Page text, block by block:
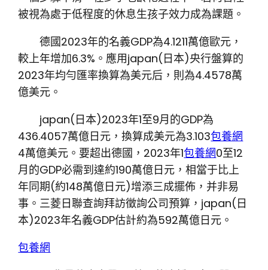
被視為處于低程度的休息生孩子效力成為課題。
德國2023年的名義GDP為4.1211萬億歐元，
較上年增加6.3%。應用japan(日本)央行盤算的
2023年均勻匯率換算為美元后，則為4.4578萬
億美元。
japan(日本)2023年1至9月的GDP為
436.4057萬億日元，換算成美元為3.103包養網
4萬億美元。要超出德國，2023年1包養網0至12
月的GDP必需到達約190萬億日元，相當于比上
年同期(約148萬億日元)增添三成擺佈，并非易
事。三菱日聯查詢拜訪徵詢公司預算，japan(日
本)2023年名義GDP估計約為592萬億日元。
包養網